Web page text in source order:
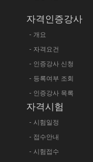
자격인증강사
- 개요
- 자격요건
- 인증강사 신청
- 등록여부 조회
- 인증강사 목록
자격시험
- 시험일정
- 접수안내
- 시험접수